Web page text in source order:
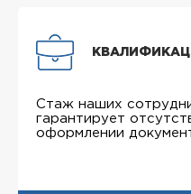
Стаж наших
гарантирует
оформлении